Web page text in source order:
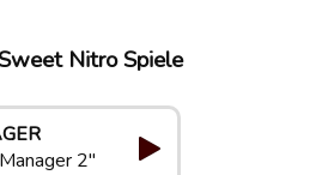
Nitro Spiele
2"